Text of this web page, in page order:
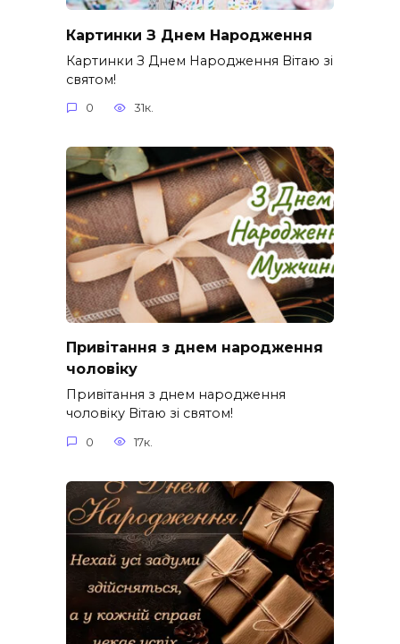
Картинки З Днем Народження
Картинки З Днем Народження Вітаю зі
святом!
0 31к.
Привітання з днем народження
чоловіку
Привітання з днем народження
чоловіку Вітаю зі святом!
0 17к.